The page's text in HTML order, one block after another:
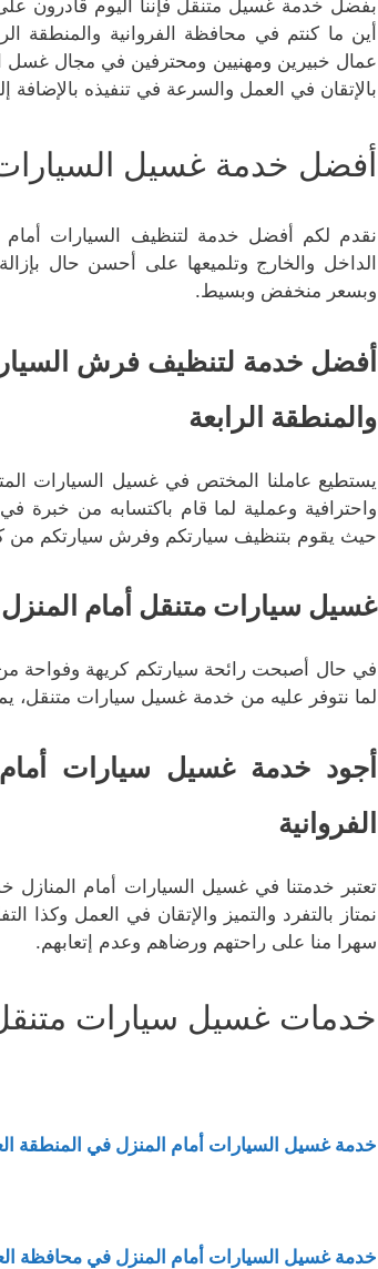
بفضل خدمة غسيل متنقل فإننا اليوم قادرون
أين ما كنتم في محافظة الفروانية والمنطقة
عمال خبيرين ومهنيين ومحترفين في مجال غسل
بالإتقان في العمل والسرعة في تنفيذه بالإضافة
أفضل خدمة غسيل السيارات
نقدم لكم أفضل خدمة لتنظيف السيارات
الداخل والخارج وتلميعها على أحسن حال
وبسعر منخفض وبسيط.
أفضل خدمة لتنظيف فرش
والمنطقة الرابعة
يستطيع عاملنا المختص في غسيل السيارات
واحترافية وعملية لما قام باكتسابه من خبرة
حيث يقوم بتنظيف سيارتكم وفرش سيارتكم من كل
غسيل سيارات متنقل أمام المنزل
في حال أصبحت رائحة سيارتكم كريهة وفواحة من
لما نتوفر عليه من خدمة غسيل سيارات متنقل،
أجود خدمة غسيل سيارات
الفروانية
تعتبر خدمتنا في غسيل السيارات أمام المنازل
نمتاز بالتفرد والتميز والإتقان في العمل وكذا
سهرا منا على راحتهم ورضاهم وعدم إتعابهم.
خدمات غسيل سيارات
خدمة غسيل السيارات أمام المنزل في المنطقة
خدمة غسيل السيارات أمام المنزل في محافظة